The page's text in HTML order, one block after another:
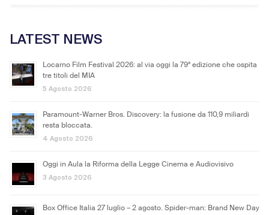
LATEST NEWS
Locarno Film Festival 2026: al via oggi la 79ª edizione che ospita
tre titoli del MIA
5 Agosto 2026
Paramount-Warner Bros. Discovery: la fusione da 110,9 miliardi
resta bloccata.
4 Agosto 2026
Oggi in Aula la Riforma della Legge Cinema e Audiovisivo
3 Agosto 2026
Box Office Italia 27 luglio – 2 agosto. Spider-man: Brand New Day